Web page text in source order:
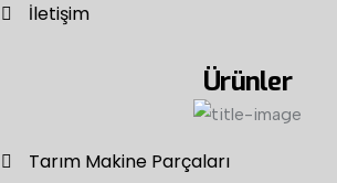
İletişim
Ürünler
Tarım Makine Parçaları